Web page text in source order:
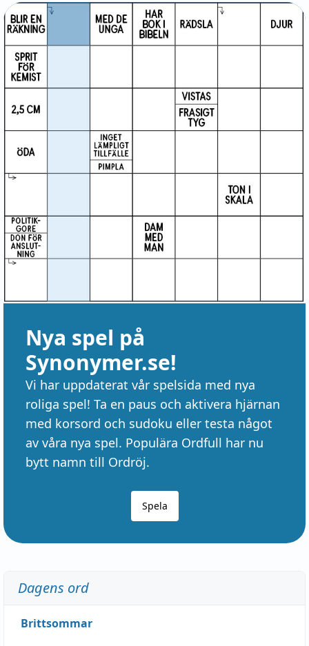
Nya spel på
Synonymer.se!
Vi har uppdaterat vår spelsida med nya
roliga spel! Ta en paus och aktivera hjärnan
med korsord och sudoku eller testa något
av våra nya spel. Populära Ordfull har nu
bytt namn till Ordröj.
Spela
Dagens ord
Brittsommar